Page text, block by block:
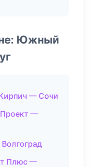
Южный
— Сочи
Проект —
Плюс —